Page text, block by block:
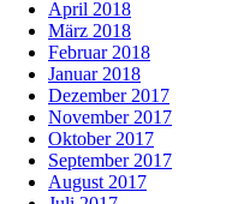
April 2018
März 2018
Februar 2018
Januar 2018
Dezember 2017
November 2017
Oktober 2017
September 2017
August 2017